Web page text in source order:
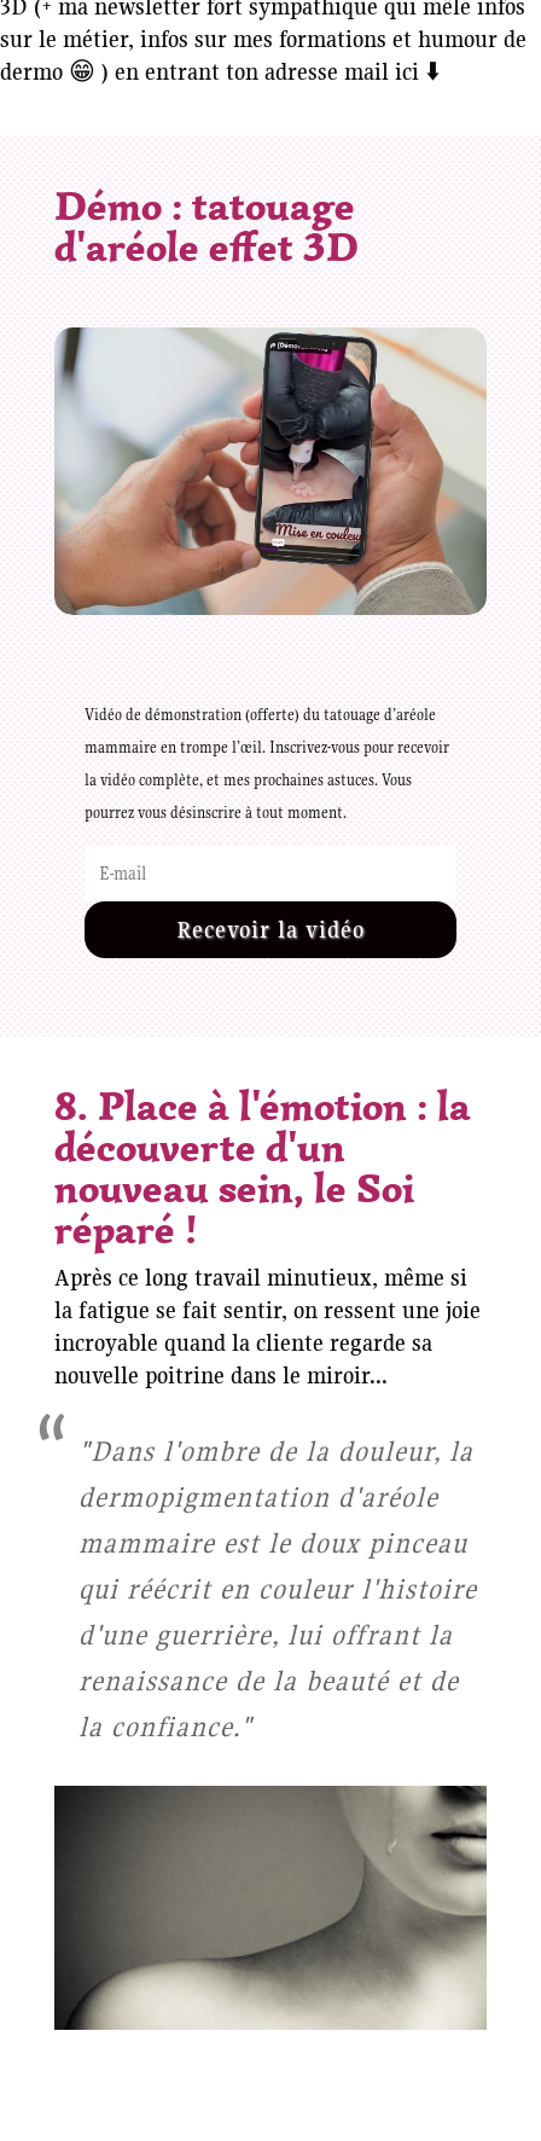
3D (+ ma newsletter fort sympathique qui mêle infos
sur le métier, infos sur mes formations et humour de
dermo 😁 ) en entrant ton adresse mail ici ⬇️
Démo : tatouage
d'aréole effet 3D
Vidéo de démonstration (offerte) du tatouage d’aréole
mammaire en trompe l’œil. Inscrivez-vous pour recevoir
la vidéo complète, et mes prochaines astuces. Vous
pourrez vous désinscrire à tout moment.
Recevoir la vidéo
8. Place à l'émotion : la
découverte d'un
nouveau sein, le Soi
réparé !
Après ce long travail minutieux, même si
la fatigue se fait sentir, on ressent une joie
incroyable quand la cliente regarde sa
nouvelle poitrine dans le miroir...
"Dans l'ombre de la douleur, la
dermopigmentation d'aréole
mammaire est le doux pinceau
qui réécrit en couleur l'histoire
d'une guerrière, lui offrant la
renaissance de la beauté et de
la confiance."